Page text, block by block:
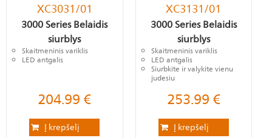
XC3031/01
3000 Series Belaidis
siurblys
Skaitmeninis variklis
LED antgalis
204.99€
Į krepšelį
XC3131/01
3000 Series Belaidis
siurblys
Skaitmeninis variklis
LED antgalis
Siurbkite ir valykite vienu
judesiu
253.99€
Į krepšelį